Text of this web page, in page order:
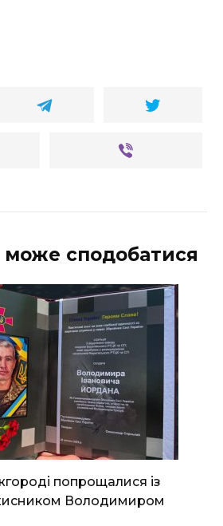
сподобатися
попрощалися із
Володимиром